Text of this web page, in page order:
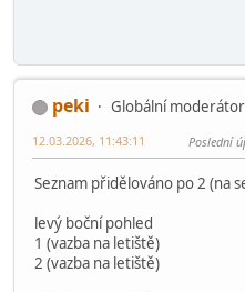
peki
Globální moderátor
12.03.2026, 11:43:11 Poslední
Seznam přidělováno po 2 (na
levý boční pohled
1 (vazba na letiště)
2 (vazba na letiště)